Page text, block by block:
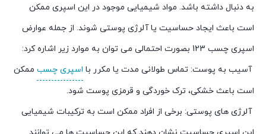
به دنبال داشته باشد. مواد شیمیایی موجود در این اسپری ممکن
است باعث ایجاد حساسیت یا آلرژی پوستی شوند. از جمله عوارض
اسپری چسب 123 بصورت احتمالی می توان به موارد زیر اشاره کرد:
آسیب به پوست: تماس طولانی مدت یا مکرر با اسپری چسب ممکن
است باعث خشکی، ترک خوردگی و قرمزی پوست شود.
آلرژی های پوستی: برخی از افراد ممکن است به ترکیبات شیمیایی